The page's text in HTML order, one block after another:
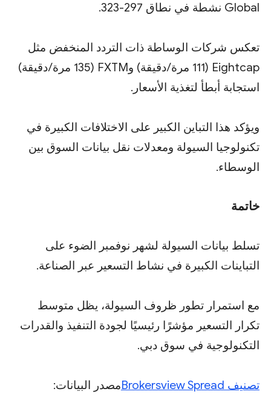
Global نشطة في نطاق 297-323.
تعكس شركات الوساطة ذات التردد المنخفض مثل
Eightcap (111 مرة/دقيقة) وFXTM (135 مرة/دقيقة)
استجابة أبطأ لتغذية الأسعار.
ويؤكد هذا التباين الكبير على الاختلافات الكبيرة في
تكنولوجيا السيولة ومعدلات نقل بيانات السوق بين
الوسطاء.
خاتمة
تسلط بيانات السيولة لشهر نوفمبر الضوء على
التباينات الكبيرة في نشاط التسعير عبر الصناعة.
مع استمرار تطور ظروف السيولة، يظل متوسط ​​
تكرار التسعير مؤشرًا رئيسيًا لجودة التنفيذ والقدرات
التكنولوجية في سوق دبي.
مصدر البيانات: تصنيف Brokersview Spread